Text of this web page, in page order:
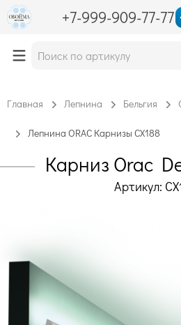
+7-999-909-77-77
Главная Лепнина Бельгия
Лепнина ORAC Карнизы CX188
Карниз Orac
Артикул: